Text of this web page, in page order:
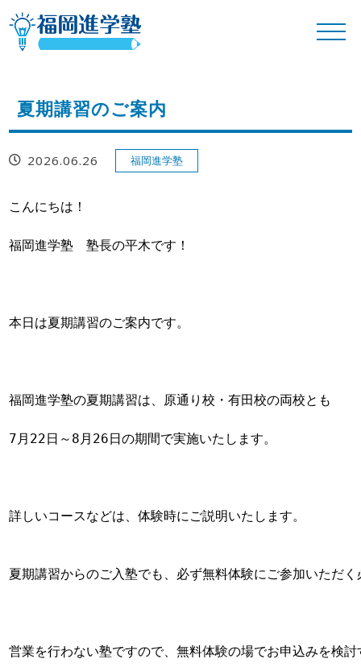
夏期講習のご案内
2026.06.26 福岡進学塾
こんにちは！
福岡進学塾　塾長の平木です！
本日は夏期講習のご案内です。
福岡進学塾の夏期講習は、原通り校・有田校の両校とも
7月22日～8月26日の期間で実施いたします。
詳しいコースなどは、体験時にご説明いたします。
夏期講習からのご入塾でも、必ず無料体験にご参加いただ
営業を行わない塾ですので、無料体験の場でお申込みを検